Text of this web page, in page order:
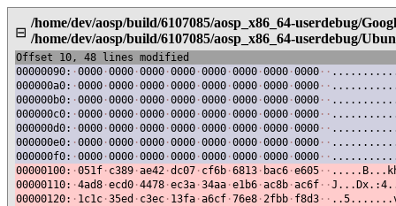
⊟
/home/dev/aosp/build/6107085/aosp_x86_64-userdebug/
/home/dev/aosp/build/6107085/aosp_x86_64-userdebug/
Offset 10, 48 lines modified
00000090: ·0000 ·0000 ·0000 ·0000 ·0000 ·0000 ·0000 ·0000 · ·
000000a0: ·0000 ·0000 ·0000 ·0000 ·0000 ·0000 ·0000 ·0000 · ·
000000b0: ·0000 ·0000 ·0000 ·0000 ·0000 ·0000 ·0000 ·0000 · ·
000000c0: ·0000 ·0000 ·0000 ·0000 ·0000 ·0000 ·0000 ·0000 · ·
000000d0: ·0000 ·0000 ·0000 ·0000 ·0000 ·0000 ·0000 ·0000 · ·
000000e0: ·0000 ·0000 ·0000 ·0000 ·0000 ·0000 ·0000 ·0000 · ·
000000f0: ·0000 ·0000 ·0000 ·0000 ·0000 ·0000 ·0000 ·0000 · ·
00000100: ·051f · c389 ·ae42 ·dc07 · cf6b ·6813 · bac6 ·e605 · ·
00000110: ·4ad8 ·ecd0 ·4478 ·ec3a ·34aa ·e1b6 ·ac8b ·ac6f · ·
00000120: · 1c1c ·35ed · c3ec · 13fa ·a6cf ·76e8 ·2fbb · f8d3 · ·